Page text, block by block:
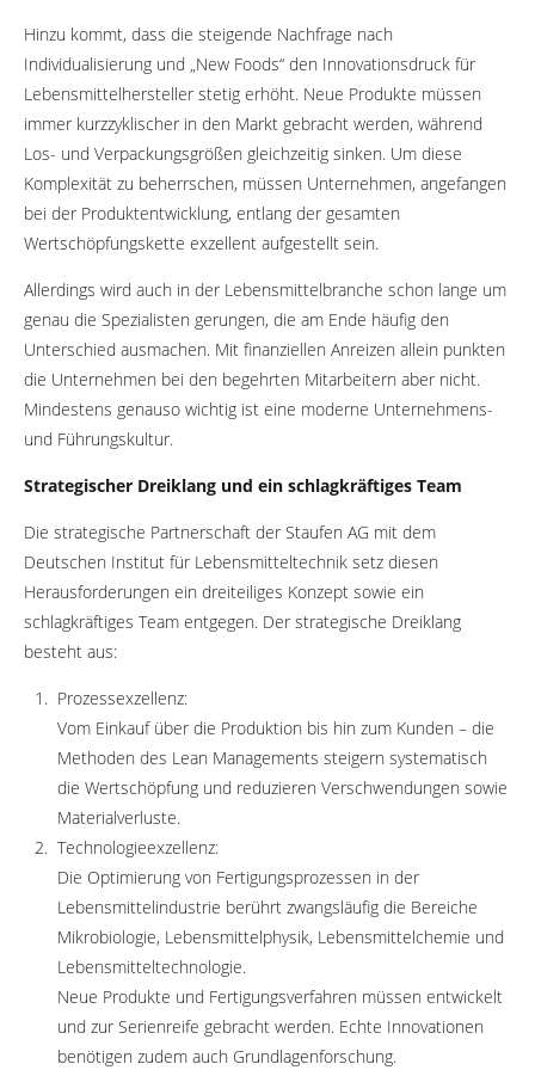
Hinzu kommt, dass die steigende Nachfrage nach
Individualisierung und „New Foods“ den Innovationsdruck für
Lebensmittelhersteller stetig erhöht. Neue Produkte müssen
immer kurzzyklischer in den Markt gebracht werden, während
Los- und Verpackungsgrößen gleichzeitig sinken. Um diese
Komplexität zu beherrschen, müssen Unternehmen, angefangen
bei der Produktentwicklung, entlang der gesamten
Wertschöpfungskette exzellent aufgestellt sein.
Allerdings wird auch in der Lebensmittelbranche schon lange um
genau die Spezialisten gerungen, die am Ende häufig den
Unterschied ausmachen. Mit finanziellen Anreizen allein punkten
die Unternehmen bei den begehrten Mitarbeitern aber nicht.
Mindestens genauso wichtig ist eine moderne Unternehmens-
und Führungskultur.
Strategischer Dreiklang und ein schlagkräftiges Team
Die strategische Partnerschaft der Staufen AG mit dem
Deutschen Institut für Lebensmitteltechnik setz diesen
Herausforderungen ein dreiteiliges Konzept sowie ein
schlagkräftiges Team entgegen. Der strategische Dreiklang
besteht aus:
Prozessexzellenz:
Vom Einkauf über die Produktion bis hin zum Kunden – die
Methoden des Lean Managements steigern systematisch
die Wertschöpfung und reduzieren Verschwendungen sowie
Materialverluste.
Technologieexzellenz:
Die Optimierung von Fertigungsprozessen in der
Lebensmittelindustrie berührt zwangsläufig die Bereiche
Mikrobiologie, Lebensmittelphysik, Lebensmittelchemie und
Lebensmitteltechnologie.
Neue Produkte und Fertigungsverfahren müssen entwickelt
und zur Serienreife gebracht werden. Echte Innovationen
benötigen zudem auch Grundlagenforschung.